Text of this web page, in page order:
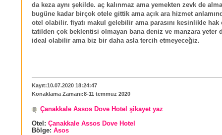
da keza aynı şekilde. aç kalınmaz ama yemekten zevk de
bugüne kadar birçok otele gittik ama açık ara hizmet
otel olabilir. fiyatı makul gelebilir ama parasını kesinlikle hak
tatilden çok beklentisi olmayan bana deniz ve manzara yeter
ideal olabilir ama biz bir daha asla tercih etmeyeceğiz.
Kayıt:10.07.2020 18:24:47
Konaklama Zamanı:8-11 temmuz 2020
Çanakkale Assos Dove Hotel şikayet yaz
Otel: Çanakkale Assos Dove Hotel
Bölge: Asos